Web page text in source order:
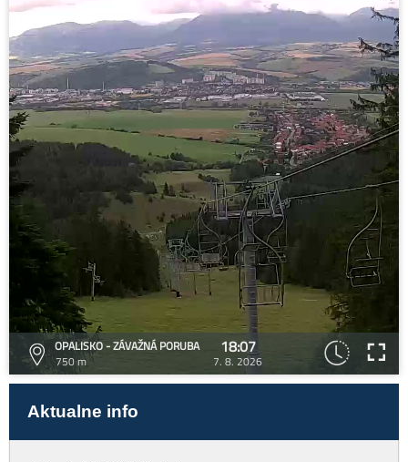
OPALISKO - ZÁVAŽNÁ PORUBA
750 m
18:07
7. 8. 2026
Aktualne info